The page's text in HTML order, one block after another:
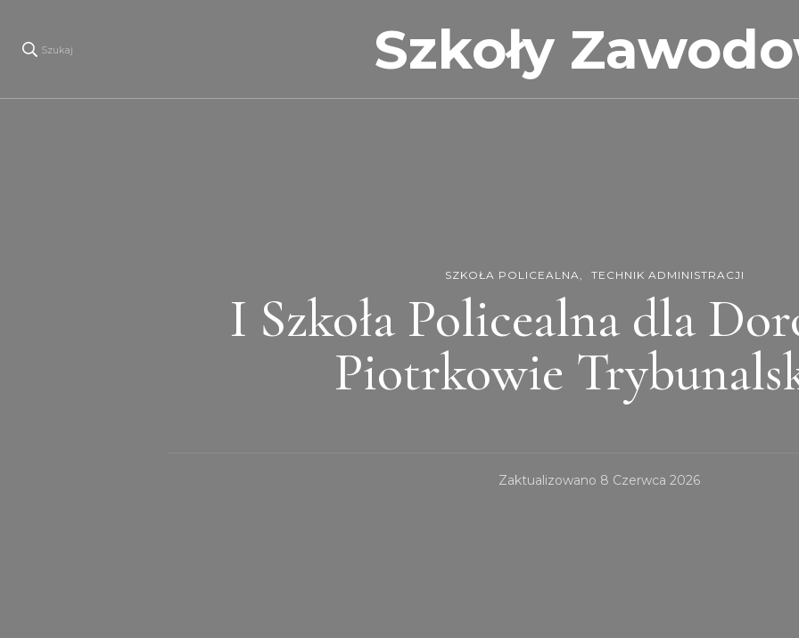
Szukaj Szkoły
SZKOŁA POLICEALNA TECHNIK ADMINISTRACJI
I Szkoła Policealna dla
Piotrkowie
Zaktualizowano 8 Czerwca 2026